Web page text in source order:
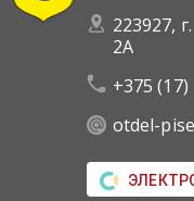
223927,
2А
+375
otdel-